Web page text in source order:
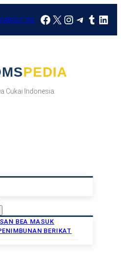
ABOUT US Facebook
X Instagram
Cukai Indonesia.
BEA MASUK
BERIKAT